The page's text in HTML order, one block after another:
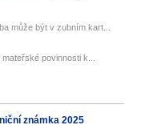
může být v zubním kart...
povinnosti k...
známka 2025